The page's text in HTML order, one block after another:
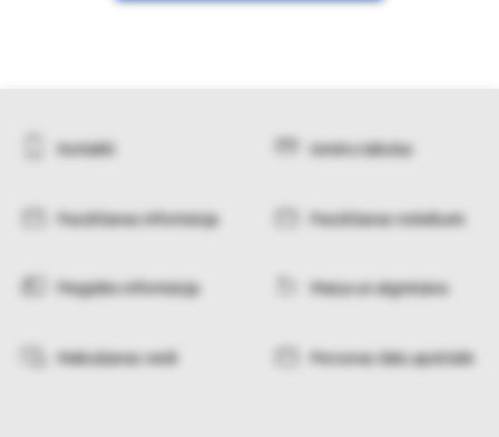
Kontakti Izmēru tabulas
Pasūtīšanas informācija Pasūtīšanas noteikumi
Piegādes informācija Maiņa un atgriešana
Maksāšanas veidi Personas datu apstrāde